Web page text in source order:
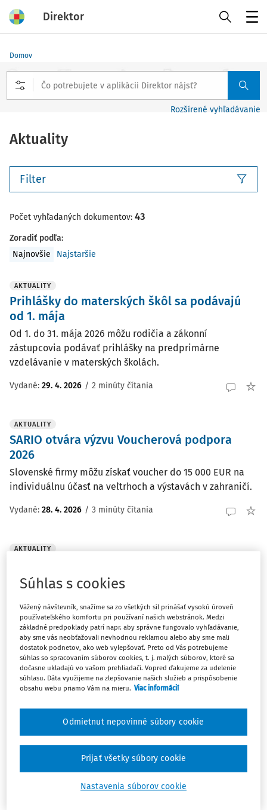
Direktor
Domov
Rozšírené vyhľadávanie
Aktuality
Filter
Počet vyhľadaných dokumentov: 43
Zoradiť podľa:
Najnovšie
Najstaršie
AKTUALITY
Prihlášky do materských škôl sa podávajú
od 1. mája
Od 1. do 31. mája 2026 môžu rodičia a zákonní
zástupcovia podávať prihlášky na predprimárne
vzdelávanie v materských školách.
Vydané: 29. 4. 2026 / 2 minúty čítania
AKTUALITY
SARIO otvára výzvu Voucherová podpora
2026
Slovenské firmy môžu získať voucher do 15 000 EUR na
individuálnu účasť na veľtrhoch a výstavách v zahraničí.
Vydané: 28. 4. 2026 / 3 minúty čítania
AKTUALITY
programu
vzdelávaciemu programu pre základné vzdelávanie.
Vydané:28. 4. 2026 / 1 minúta čítania
AKTUALITY
Piata časť sérié webinárov od
kybernetickej bezpečnosti
Webinár na tému Incident management je zameraný na
incidentov v organizácii, od legislatívnych požiadaviek
Cieľom je ukázať, že efektívne zvládnutie incidentu ...
Súhlas s cookies
Vážený návštevník, snažíme sa zo všetkých síl prinášať vysokú úroveň
používateľského komfortu pri používaní našich webstránok. Medzi
základné predpoklady patrí napr. aby správne fungovalo vyhľadávanie,
aby sme vás neobťažovali nevhodnou reklamou alebo aby sme mali
dostatok podnetov, ako web vylepšovať. Preto od Vás potrebujeme
súhlas so spracovaním súborov cookies, t. j. malých súborov, ktoré sa
dočasne ukladajú vo vašom prehliadači. Vopred ďakujeme za udelenie
súhlasu. Dáta využijeme na zlepšovanie našich služieb a prispôsobenie
obsahu webu priamo Vám na mieru. Viac informácií
Nastavenia súborov cookie
Odmietnut nepovinné súbory cookie
Prijať všetky súbory cookie